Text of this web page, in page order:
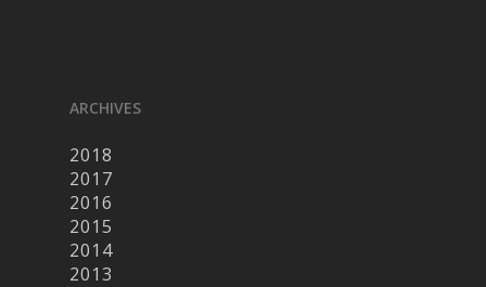
ARCHIVES
2018
2017
2016
2015
2014
2013